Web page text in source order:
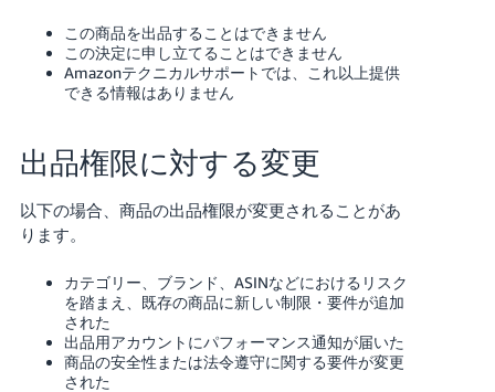
この商品を出品することはできません
この決定に申し立てることはできません
Amazonテクニカルサポートでは、これ以上提供
できる情報はありません
出品権限に対する変更
以下の場合、商品の出品権限が変更されることがあ
ります。
カテゴリー、ブランド、ASINなどにおけるリスク
を踏まえ、既存の商品に新しい制限・要件が追加
された
出品用アカウントにパフォーマンス通知が届いた
商品の安全性または法令遵守に関する要件が変更
された